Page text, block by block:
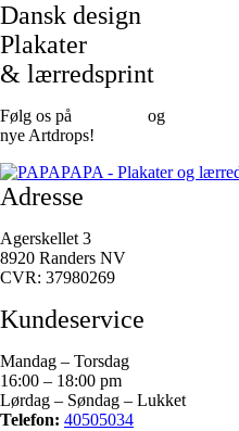
Dansk design
Plakater
& lærredsprint
Følg os på og
nye Artdrops!
Adresse
Agerskellet 3
8920 Randers NV
CVR: 37980269
Kundeservice
Mandag – Torsdag
16:00 – 18:00 pm
Lørdag – Søndag – Lukket
Telefon: 40505034